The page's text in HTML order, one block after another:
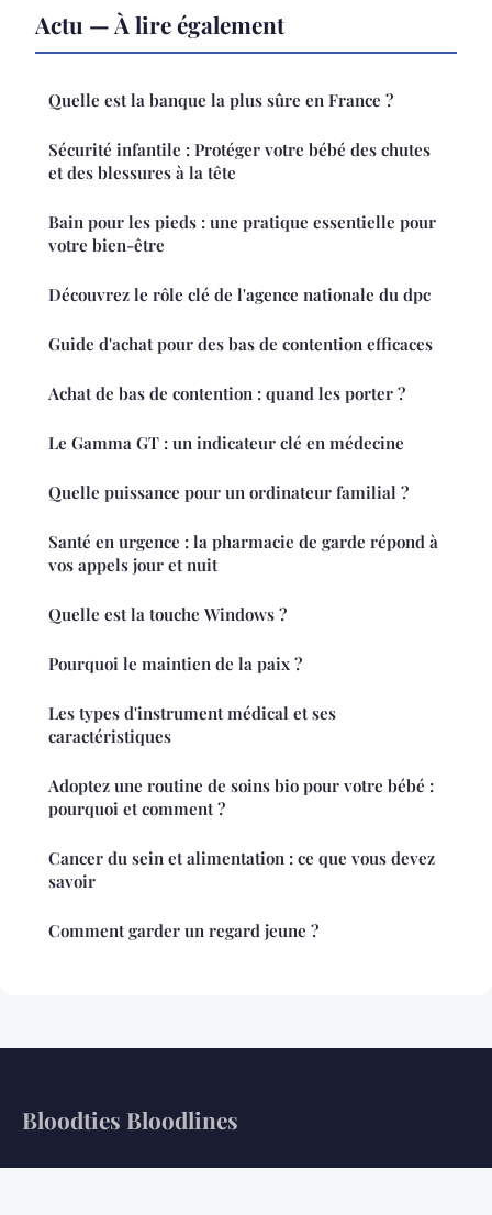
Actu — À lire également
Quelle est la banque la plus sûre en France ?
Sécurité infantile : Protéger votre bébé des chutes
et des blessures à la tête
Bain pour les pieds : une pratique essentielle pour
votre bien-être
Découvrez le rôle clé de l'agence nationale du dpc
Guide d'achat pour des bas de contention efficaces
Achat de bas de contention : quand les porter ?
Le Gamma GT : un indicateur clé en médecine
Quelle puissance pour un ordinateur familial ?
Santé en urgence : la pharmacie de garde répond à
vos appels jour et nuit
Quelle est la touche Windows ?
Pourquoi le maintien de la paix ?
Les types d'instrument médical et ses
caractéristiques
Adoptez une routine de soins bio pour votre bébé :
pourquoi et comment ?
Cancer du sein et alimentation : ce que vous devez
savoir
Comment garder un regard jeune ?
Bloodties Bloodlines